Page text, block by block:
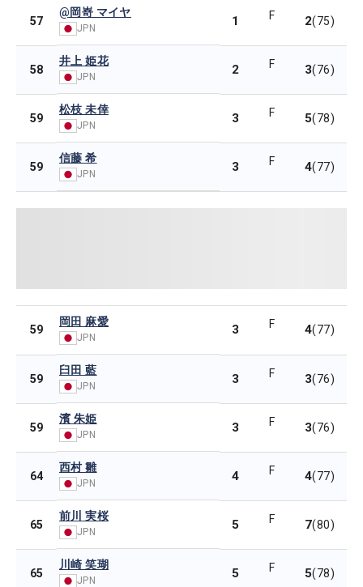
57
@岡嵜 マイヤ
JPN 1 F 2(75)
58
井上 姫花
JPN 2 F 3(76)
59
松枝 未倖
JPN 3 F 5(78)
59
信藤 希
JPN 3 F 4(77)
59
岡田 麻愛
JPN
3 F 4(77)
59
臼田 藍
JPN 3 F 3(76)
59
濱 朱姫
JPN 3 F 3(76)
64
西村 雛
JPN 4 F 4(77)
65
前川 実桜
JPN 5 F 7(80)
65
川崎 笑瑚
JPN 5 F 5(78)